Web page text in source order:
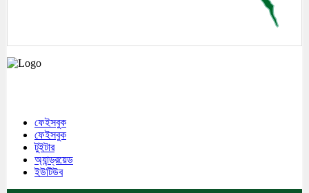
ফেইসবুক
ফেইসবুক
টুইটার
অ্যান্ড্রয়েড
ইউটিউব